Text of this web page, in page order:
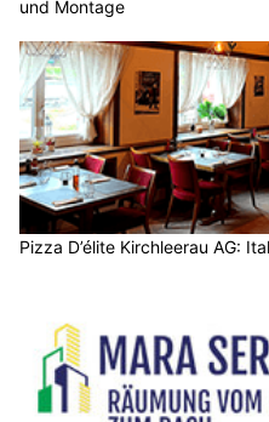
und Montage
Pizza D’élite Kirchleerau AG: